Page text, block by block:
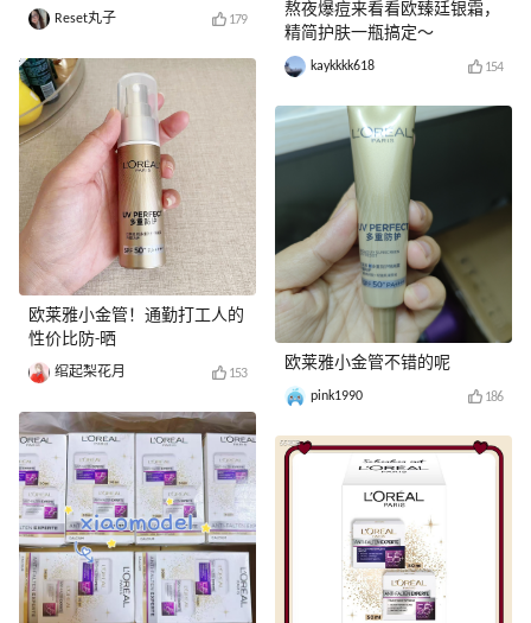
Reset丸子 179
欧莱雅小金管！通勤打工人的
性价比防-晒
绾起梨花月 153
熬夜爆痘来看看欧臻廷银霜，
精简护肤一瓶搞定～
kaykkkk618 154
欧莱雅小金管不错的呢
pink1990 186